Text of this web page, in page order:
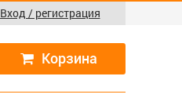
Вход / регистрация